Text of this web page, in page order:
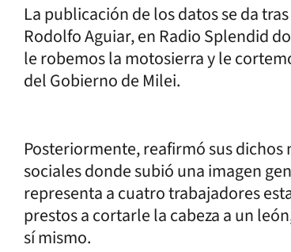
La publicación de los datos se da
Rodolfo Aguiar, en Radio Splendid
le robemos la motosierra y le
del Gobierno de Milei.
Posteriormente, reafirmó sus
sociales donde subió una imagen
representa a cuatro trabajadores
prestos a cortarle la cabeza a un
sí mismo.